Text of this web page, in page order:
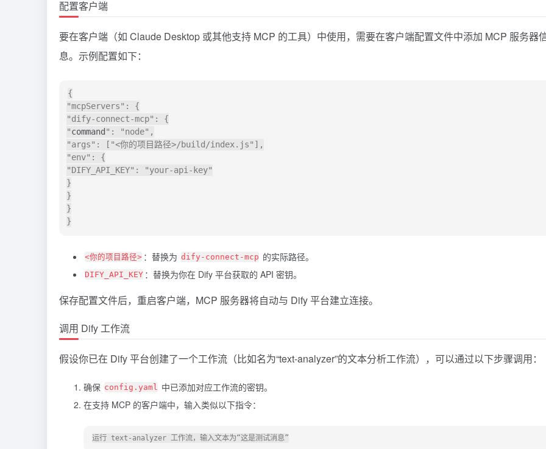
配置客户端
要在客户端（如 Claude Desktop 或其他支持 MCP 的工具）中使用，需要在客户端配置文件中添加 MCP 服务器
息。示例配置如下：
{
"mcpServers": {
"dify-connect-mcp": {
"command ": "node",
"args": ["<你的项目路径>/build/index.js"],
"env": {
"DIFY_API_KEY": "your-api-key"
}
}
}
<你的项目路径> ：替换为 dify-connect-mcp 的实际路径。
DIFY_API_KEY ：替换为你在 Dify 平台获取的 API 密钥。
保存配置文件后，重启客户端，MCP 服务器将自动与 Dify 平台建立连接。
调用 Dify 工作流
假设你已在 Dify 平台创建了一个工作流（比如名为“text-analyzer”的文本分析工作流），可以通过以下步骤调用：
确保 config.yaml 中已添加对应工作流的密钥。
在支持 MCP 的客户端中，输入类似以下指令：